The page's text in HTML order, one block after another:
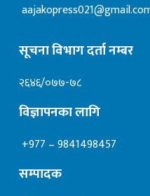
सूचना विभाग दर्ता नम्बर
२६४६/०७७-७८
विज्ञापनका लागि
+977 – 9841498457
सम्पादक